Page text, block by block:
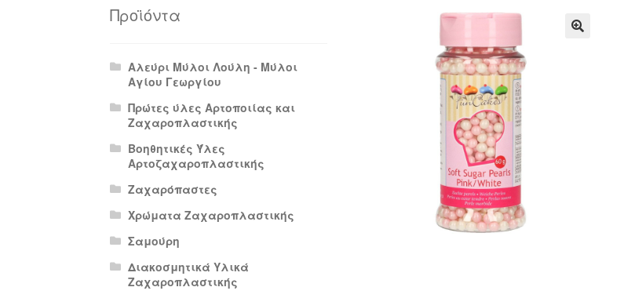
Πολιτική Απορρήτου
Προϊόντα
Αλεύρι Μύλοι Λούλη - Μύλοι
Αγίου Γεωργίου
Πρώτες ύλες Αρτοποιίας και
Ζαχαροπλαστικής
Βοηθητικές Ύλες
Αρτοζαχαροπλαστικής
Ζαχαρόπαστες
Χρώματα Ζαχαροπλαστικής
Σαμούρη
Διακοσμητικά Υλικά
Ζαχαροπλαστικής